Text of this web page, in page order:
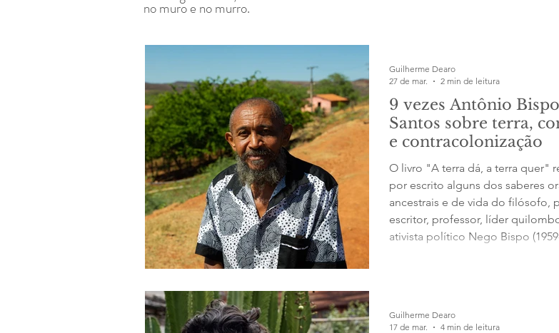
no muro e no murro.
9 vezes Antônio
Santos sobre terra,
e contracolonização
O livro "A terra dá, a terra quer"
por escrito alguns dos saberes
ancestrais e de vida do filósofo,
escritor, professor, líder
ativista político Nego Bispo
jogo de contrariar as palavras
Guilherme Dearo
27 de mar.
2 min de leitura
Guilherme Dearo
17 de mar.
4 min de leitura